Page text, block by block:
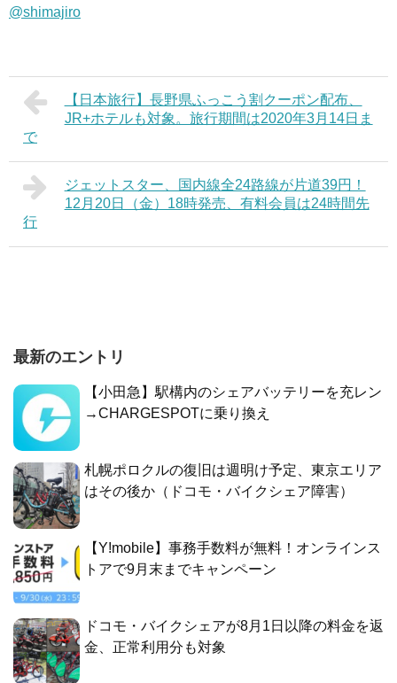
@shimajiro
【日本旅行】長野県ふっこう割クーポン配布、
JR+ホテルも対象。旅行期間は2020年3月14日ま
で
ジェットスター、国内線全24路線が片道39円！
12月20日（金）18時発売、有料会員は24時間先
行
最新のエントリ
【小田急】駅構内のシェアバッテリーを充レン
→CHARGESPOTに乗り換え
札幌ポロクルの復旧は週明け予定、東京エリア
はその後か（ドコモ・バイクシェア障害）
【Y!mobile】事務手数料が無料！オンラインス
トアで9月末までキャンペーン
ドコモ・バイクシェアが8月1日以降の料金を返
金、正常利用分も対象